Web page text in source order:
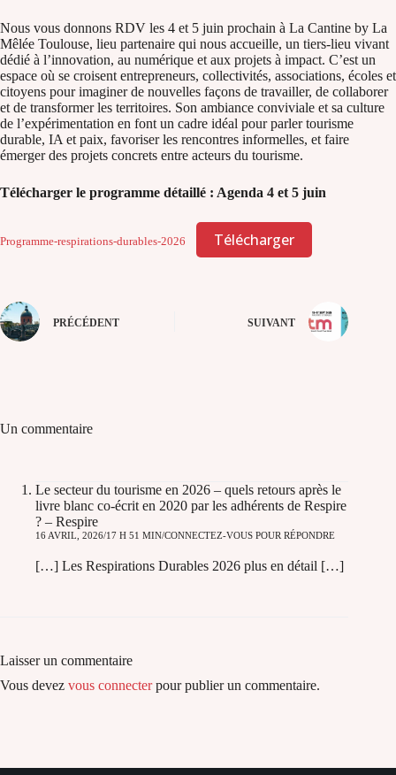
Nous vous donnons RDV les 4 et 5 juin prochain à La Cantine by La
Mêlée Toulouse, lieu partenaire qui nous accueille, un tiers-lieu vivant
dédié à l’innovation, au numérique et aux projets à impact. C’est un
espace où se croisent entrepreneurs, collectivités, associations, écoles et
citoyens pour imaginer de nouvelles façons de travailler, de collaborer
et de transformer les territoires. Son ambiance conviviale et sa culture
de l’expérimentation en font un cadre idéal pour parler tourisme
durable, IA et paix, favoriser les rencontres informelles, et faire
émerger des projets concrets entre acteurs du tourisme.
Télécharger le programme détaillé : Agenda 4 et 5 juin
Programme-respirations-durables-2026 Télécharger
PRÉCÉDENT SUIVANT
Un commentaire
Le secteur du tourisme en 2026 – quels retours après le
livre blanc co-écrit en 2020 par les adhérents de Respire
? – Respire
16 AVRIL, 2026/17 H 51 MIN CONNECTEZ-VOUS POUR RÉPONDRE
[…] Les Respirations Durables 2026 plus en détail […]
Laisser un commentaire
Vous devez vous connecterpour publier un commentaire.